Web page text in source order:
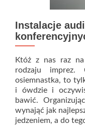
Instalacje
Któż z nas raz
rodzaju imprez.
osiemnastka, to
i ówdzie i
bawić.
wynająć jak
jedzeniem, a do